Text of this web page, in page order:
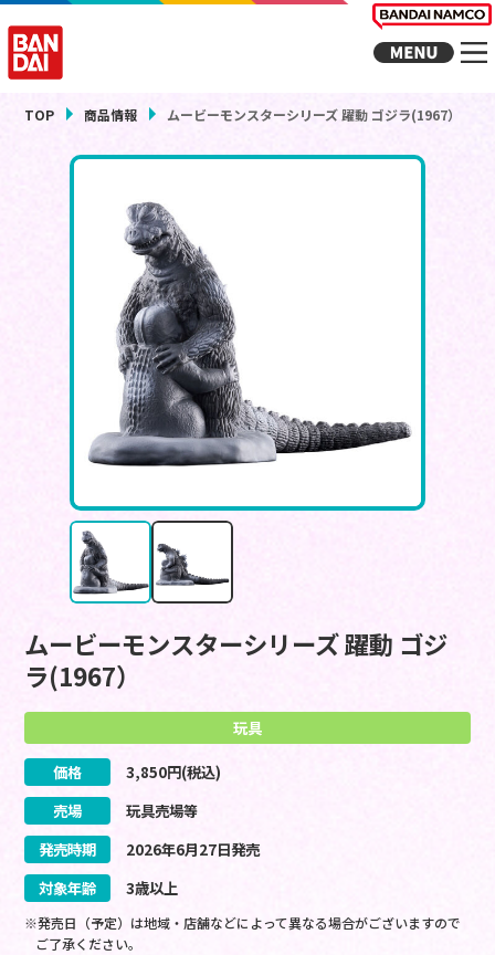
TOP 商品情報 ムービーモンスターシリーズ 躍動 ゴジラ(1967）
ムービーモンスターシリーズ 躍動 ゴジ
ラ(1967）
玩具
価格 3,850円(税込)
売場
玩具売場等
発売時期
2026年6月27日発売
対象年齢
3歳以上
※発売日（予定）は地域・店舗などによって異なる場合がございますので
ご了承ください。